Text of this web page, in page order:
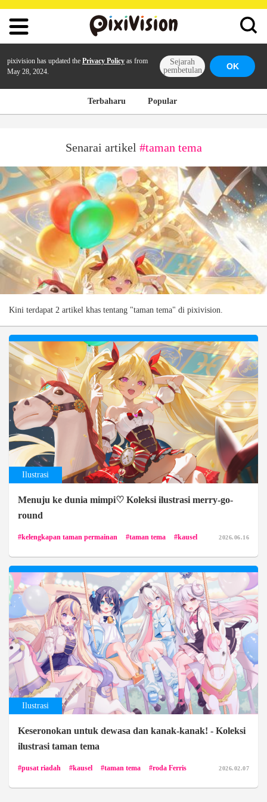
pixivision has updated the Privacy Policy as from
May 28, 2024.
Sejarah
pembetulan
OK
Terbaharu Popular
Senarai artikel #taman tema
Kini terdapat 2 artikel khas tentang "taman tema" di pixivision.
Ilustrasi
Menuju ke dunia mimpi♡ Koleksi ilustrasi merry-go-
round
kelengkapan taman permainan taman tema kausel 2026.06.16
Ilustrasi
Keseronokan untuk dewasa dan kanak-kanak! - Koleksi
ilustrasi taman tema
pusat riadah kausel taman tema roda Ferris 2026.02.07